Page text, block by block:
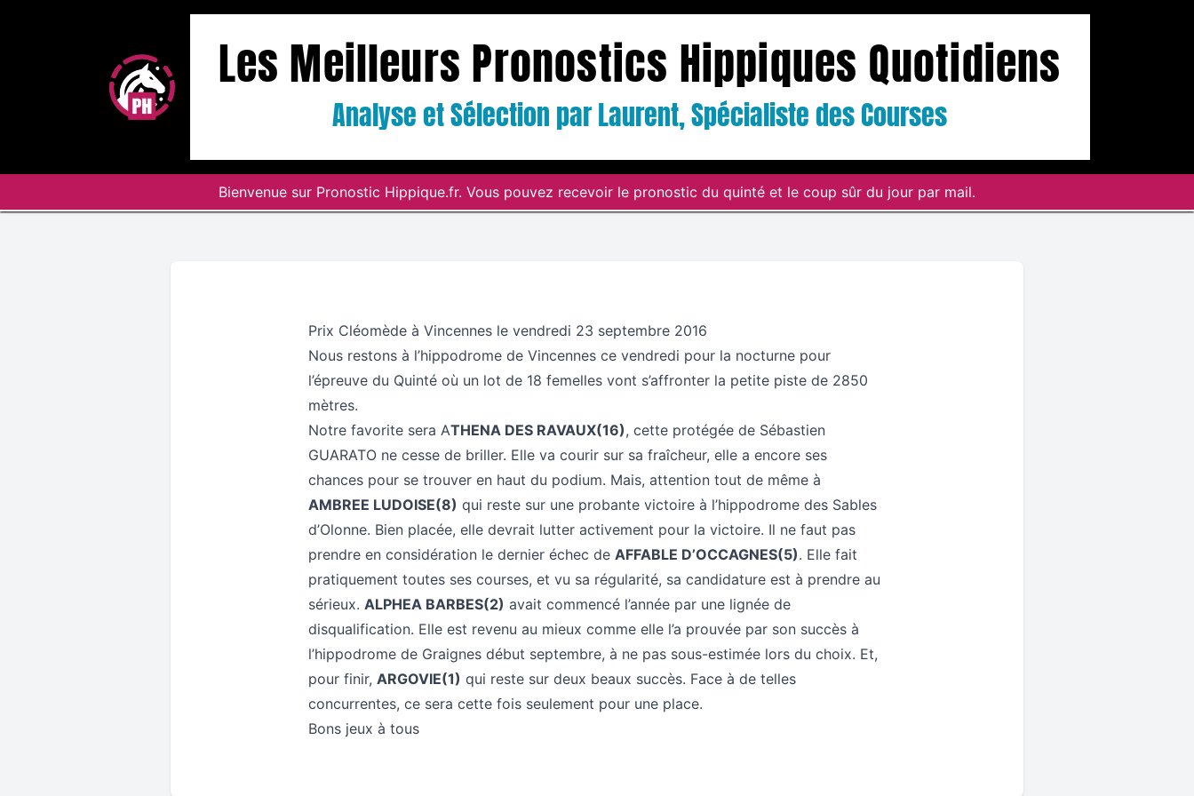
Les Meilleurs Pronostics Hippiques Quotidiens
Analyse et Sélection par Laurent, Spécialiste des Courses
Bienvenue sur Pronostic Hippique.fr. Vous pouvez recevoir le pronostic du quinté et le coup sûr du jour par mail.
Prix Cléomède à Vincennes le vendredi 23 septembre 2016
Nous restons à l’hippodrome de Vincennes ce vendredi pour la nocturne pour
l’épreuve du Quinté où un lot de 18 femelles vont s’affronter la petite piste de 2850
mètres.
Notre favorite sera ATHENA DES RAVAUX(16), cette protégée de Sébastien
GUARATO ne cesse de briller. Elle va courir sur sa fraîcheur, elle a encore ses
chances pour se trouver en haut du podium. Mais, attention tout de même à
AMBREE LUDOISE(8) qui reste sur une probante victoire à l’hippodrome des Sables
d’Olonne. Bien placée, elle devrait lutter activement pour la victoire. Il ne faut pas
prendre en considération le dernier échec de AFFABLE D’OCCAGNES(5). Elle fait
pratiquement toutes ses courses, et vu sa régularité, sa candidature est à prendre au
sérieux. ALPHEA BARBES(2) avait commencé l’année par une lignée de
disqualification. Elle est revenu au mieux comme elle l’a prouvée par son succès à
l’hippodrome de Graignes début septembre, à ne pas sous-estimée lors du choix. Et,
pour finir, ARGOVIE(1) qui reste sur deux beaux succès. Face à de telles
concurrentes, ce sera cette fois seulement pour une place.
Bons jeux à tous